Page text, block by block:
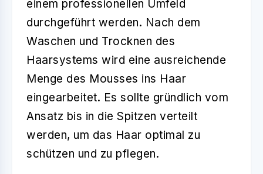
einem professionellen Umfeld
durchgeführt werden. Nach dem
Waschen und Trocknen des
Haarsystems wird eine ausreichende
Menge des Mousses ins Haar
eingearbeitet. Es sollte gründlich vom
Ansatz bis in die Spitzen verteilt
werden, um das Haar optimal zu
schützen und zu pflegen.